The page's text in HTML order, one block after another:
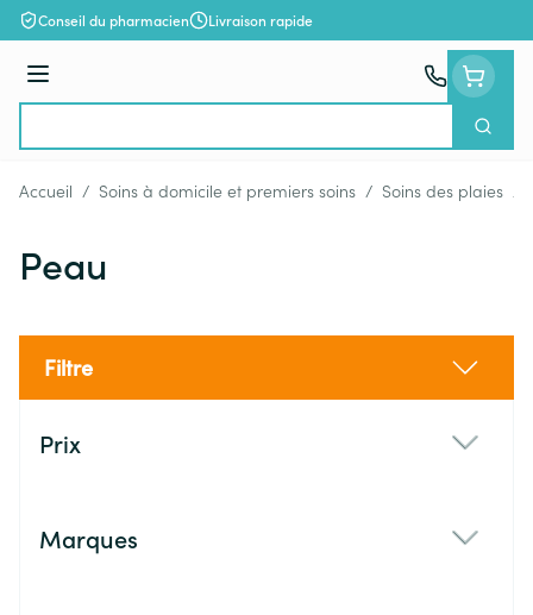
Aller au contenu
Conseil du pharmacien Livraison rapide
Menu
Accueil / Soins à domicile et premiers soins / Soins des plaies /
Peau
Filtre
Prix
Marques